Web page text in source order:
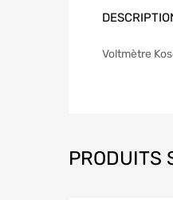
Voltmètre
PRODUITS